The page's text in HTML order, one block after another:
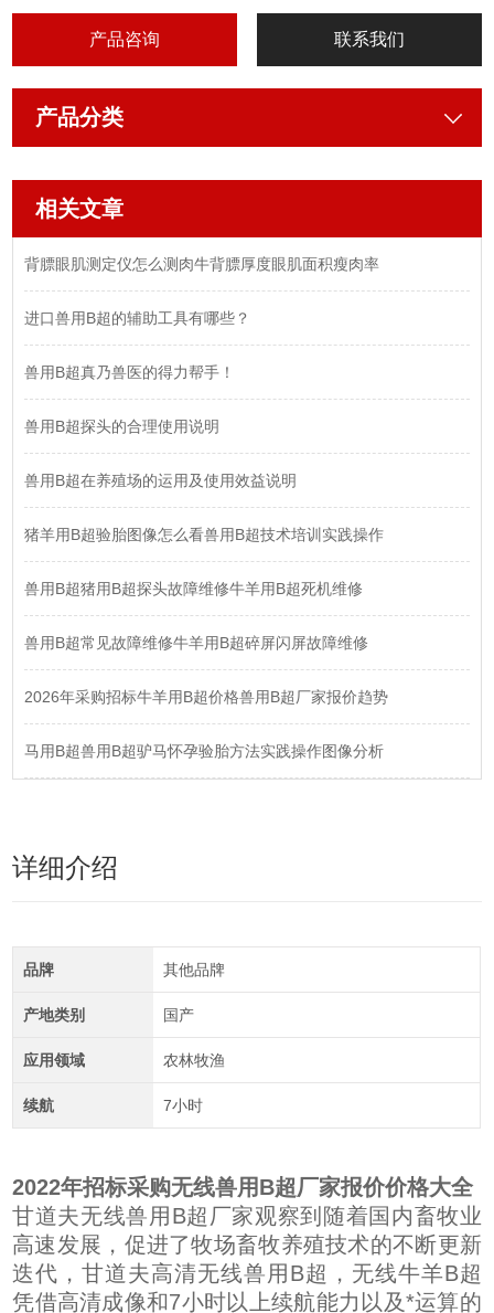
产品咨询 联系我们
产品分类
相关文章
背膘眼肌测定仪怎么测肉牛背膘厚度眼肌面积瘦肉率
进口兽用B超的辅助工具有哪些？
兽用B超真乃兽医的得力帮手！
兽用B超探头的合理使用说明
兽用B超在养殖场的运用及使用效益说明
猪羊用B超验胎图像怎么看兽用B超技术培训实践操作
兽用B超猪用B超探头故障维修牛羊用B超死机维修
兽用B超常见故障维修牛羊用B超碎屏闪屏故障维修
2026年采购招标牛羊用B超价格兽用B超厂家报价趋势
马用B超兽用B超驴马怀孕验胎方法实践操作图像分析
详细介绍
品牌 其他品牌
产地类别 国产
应用领域 农林牧渔
续航 7小时
2022年招标采购无线兽用B超厂家报价价格大全
甘道夫无线兽用B超厂家观察到随着国内畜牧业
高速发展，促进了牧场畜牧养殖技术的不断更新
迭代，甘道夫高清无线兽用B超，无线牛羊B超
凭借高清成像和7小时以上续航能力以及*运算的